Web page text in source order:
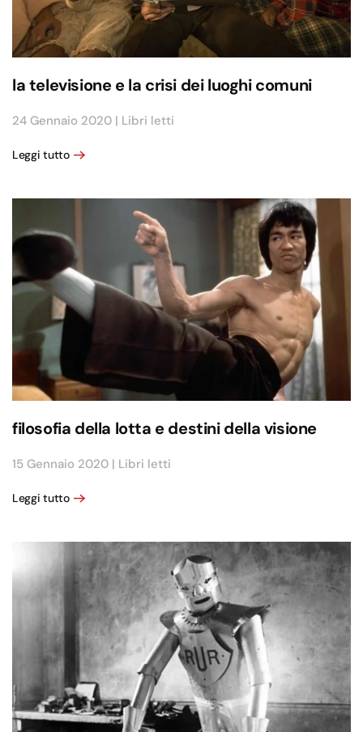
la televisione e la crisi dei luoghi comuni
24 Gennaio 2020 | Libri letti
Leggi tutto
filosofia della lotta e destini della visione
15 Gennaio 2020 | Libri letti
Leggi tutto